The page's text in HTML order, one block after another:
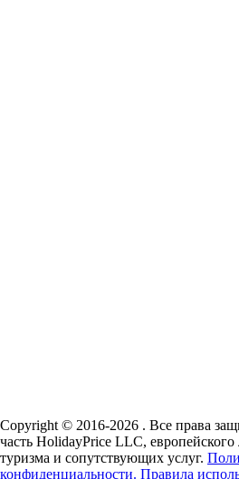
Copyright © 2016-2026 . Все права
часть HolidayPrice LLC,
туризма и сопутствующих услуг.
конфиденциальности. Правила